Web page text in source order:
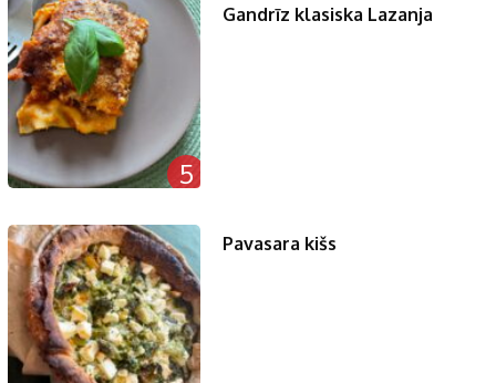
5
Gandrīz klasiska Lazanja
Pavasara kišs